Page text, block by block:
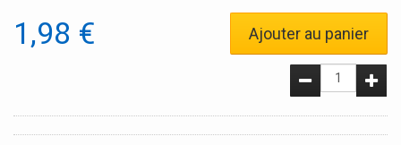
1,98 € Ajouter au panier